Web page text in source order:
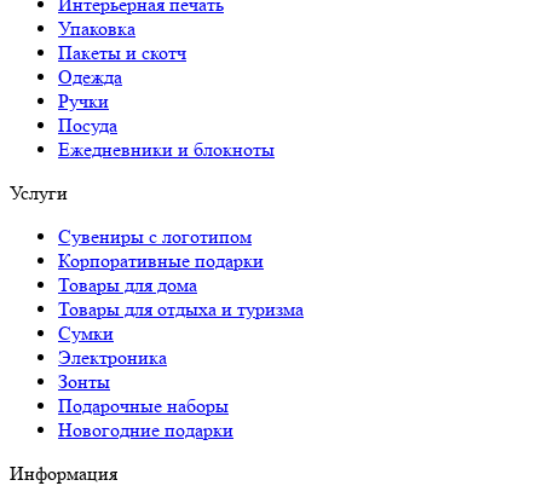
Упаковка
Пакеты и скотч
Одежда
Ручки
Посуда
Ежедневники и блокноты
Услуги
Сувениры с логотипом
Корпоративные подарки
Товары для дома
Товары для отдыха и туризма
Сумки
Электроника
Зонты
Подарочные наборы
Новогодние подарки
Информация